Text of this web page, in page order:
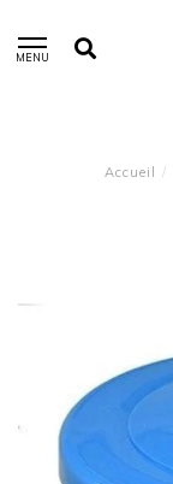
MENU
Accueil /